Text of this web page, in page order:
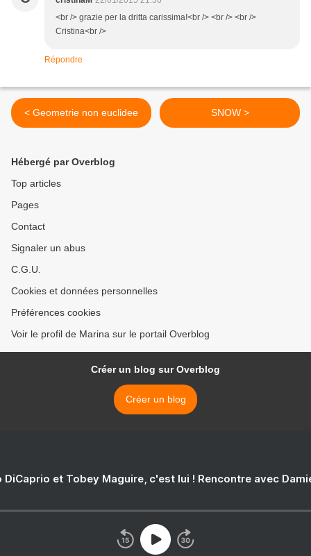
<br /> grazie per la dritta carissima!<br /> <br /> <br />
Cristina<br />
Répondre
< Geometrie non euclidee SNOW >
Hébergé par Overblog
Top articles
Pages
Contact
Signaler un abus
C.G.U.
Cookies et données personnelles
Préférences cookies
Voir le profil de Marina sur le portail Overblog
Créer un blog sur Overblog
Créer un blog
DiCaprio et Tobey Maguire, c'est lui ! Rencontre avec